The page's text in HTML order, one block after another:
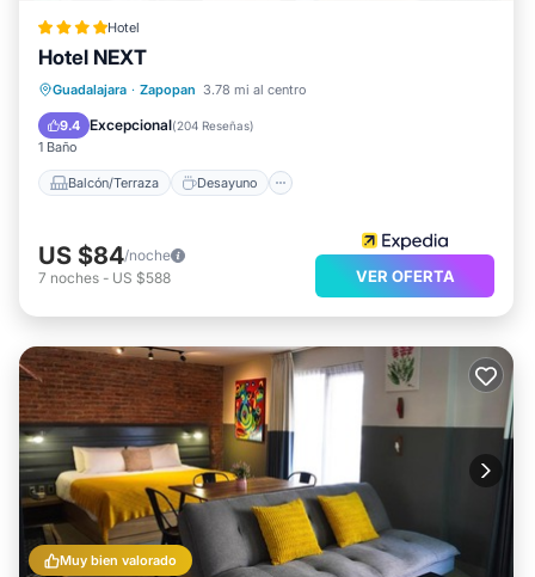
Hotel
Hotel NEXT
Guadalajara · Zapopan 3.78 mi al centro
9.4 Excepcional(204 Reseñas)
1 Baño
Balcón/Terraza Desayuno
Balcón/Terraza Desayuno
Aparcamiento
US $84/noche
7 noches - US $588 VER OFERTA
Muy bien valorado